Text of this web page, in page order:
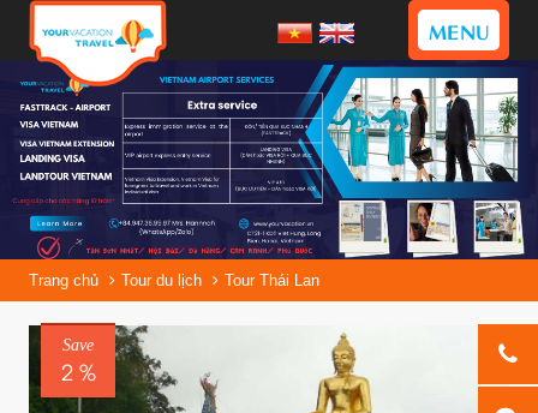
MENU
Trang chủ Tour du lịch Tour Thái Lan
Save
2 %